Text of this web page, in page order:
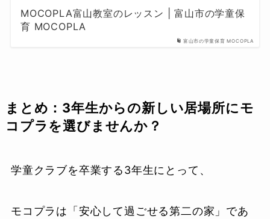
富山市の学童保育 MOCOPLA
MOCOPLA富山教室のレッスン | 富山市の学童保
育 MOCOPLA
まとめ：3年生からの新しい居場所にモ
コプラを選びませんか？
学童クラブを卒業する3年生にとって、
モコプラは「安心して過ごせる第二の家」であ